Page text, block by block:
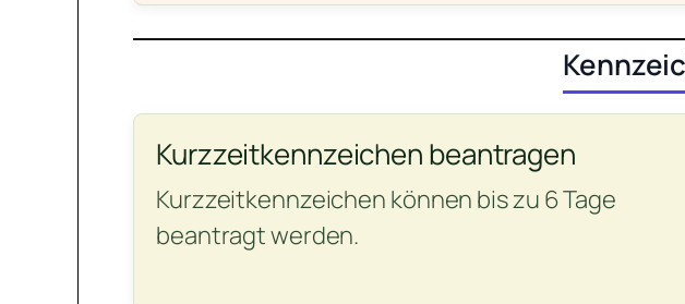
Kurzzeitkennzeichen beantragen
Kurzzeitkennzeichen können bis zu 6 Tage
beantragt werden.